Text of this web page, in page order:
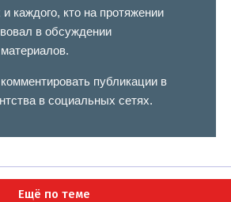
каждого, кто на протяжении
в обсуждении
публикации в
в социальных сетях.
Ещё по теме